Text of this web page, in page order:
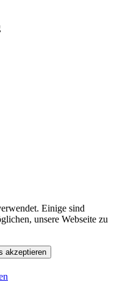
Einige sind
unsere Webseite zu
akzeptieren